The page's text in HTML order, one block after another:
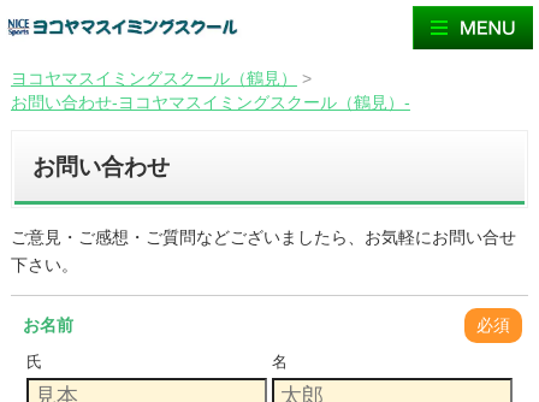
ヨコヤマスイミングスクール（鶴見）
>
お問い合わせ-ヨコヤマスイミングスクール（鶴見）-
お問い合わせ
ご意見・ご感想・ご質問などございましたら、お気軽にお問い合せ
下さい。
お名前 必須
氏 名